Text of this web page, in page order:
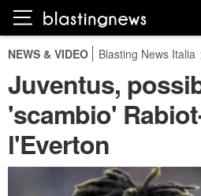
NEWS & VIDEO Blasting News Italia
Juventus,
'scambio'
l'Everton